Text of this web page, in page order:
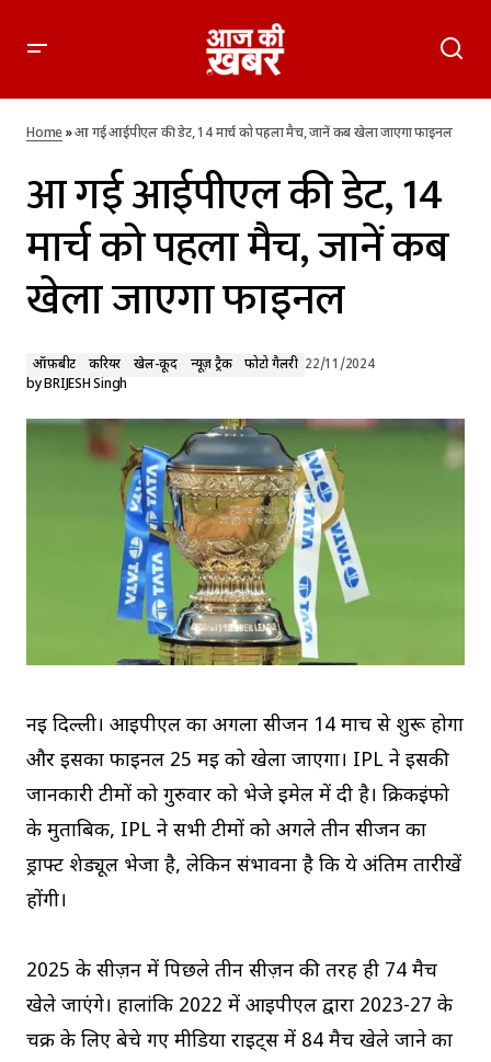
फाइनल
Home»आ गई आईपीएल की डेट, 14 मार्च को पहला मैच, जानें कब खेला जाएगा फाइनल
आ गई आईपीएल की डेट, 14
मार्च को पहला मैच, जानें कब
खेला जाएगा फाइनल
ऑफ़बीट करियर खेल-कूद न्यूज़ ट्रैक फोटो गैलरी 22/11/2024
byBRIJESH Singh
नई दिल्ली। आईपीएल का अगला सीजन 14 मार्च से शुरू होगा
और इसका फाइनल 25 मई को खेला जाएगा। IPL ने इसकी
जानकारी टीमों को गुरुवार को भेजे ईमेल में दी है। क्रिकइंफो
के मुताबिक, IPL ने सभी टीमों को अगले तीन सीजन का
ड्राफ्ट शेड्यूल भेजा है, लेकिन संभावना है कि ये अंतिम तारीखें
होंगी।
2025 के सीज़न में पिछले तीन सीज़न की तरह ही 74 मैच
खेले जाएंगे। हालांकि 2022 में आईपीएल द्वारा 2023-27 के
चक्र के लिए बेचे गए मीडिया राइट्स में 84 मैच खेले जाने का